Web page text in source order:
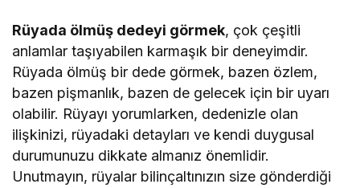
Rüyada ölmüş dedeyi görmek, çok çeşitli
anlamlar taşıyabilen karmaşık bir deneyimdir.
Rüyada ölmüş bir dede görmek, bazen özlem,
bazen pişmanlık, bazen de gelecek için bir uyarı
olabilir. Rüyayı yorumlarken, dedenizle olan
ilişkinizi, rüyadaki detayları ve kendi duygusal
durumunuzu dikkate almanız önemlidir.
Unutmayın, rüyalar bilinçaltınızın size gönderdiği